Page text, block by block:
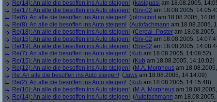
Re(14): An alle die besoffen ins Auto steigen! (kasiquasi am 18.08.2005,
Re(17): An alle die besoffen ins Auto steigen! (Srv-02 am 18.08.2005,
Re(6): An alle die besoffen ins Auto steigen! (john-cord am 18.08.2005,
Re(8): An alle die besoffen ins Auto steigen! (Autofachmann am 18.08.2005,
Re(18): An alle die besoffen ins Auto steigen! (Cereal_Poster am
Re(15): An alle die besoffen ins Auto steigen! (Srv-02 am 18.08.2005,
Re(19): An alle die besoffen ins Auto steigen! (Srv-02 am 18.08.2005,
Re(7): An alle die besoffen ins Auto steigen! (Kub am 18.08.2005, 14:08:52)
Re(15): An alle die besoffen ins Auto steigen! (Kub am 18.08.2005, 14:10:02)
Re(12): An alle die besoffen ins Auto steigen! (M.A. Morpheus am
Re: An alle die besoffen ins Auto steigen! (Jaws am 18.08.2005, 14:14:09)
Re(2): An alle die besoffen ins Auto steigen! (Kub am 18.08.2005, 14:15:48)
Re(10): An alle die besoffen ins Auto steigen! (M.A. Morpheus am
Re(14): An alle die besoffen ins Auto steigen! (Autofachmann am